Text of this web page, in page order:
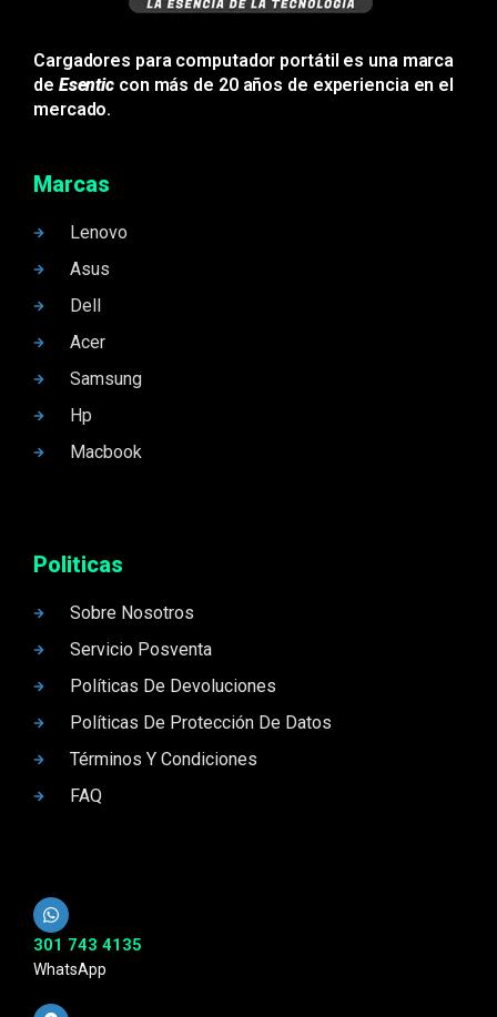
Cargadores para computador portátil es una marca
de Esentic con más de 20 años de experiencia en el
mercado.
Marcas
Lenovo
Asus
Dell
Acer
Samsung
Hp
Macbook
Politicas
Sobre Nosotros
Servicio Posventa
Políticas De Devoluciones
Políticas De Protección De Datos
Términos Y Condiciones
FAQ
301 743 4135
WhatsApp